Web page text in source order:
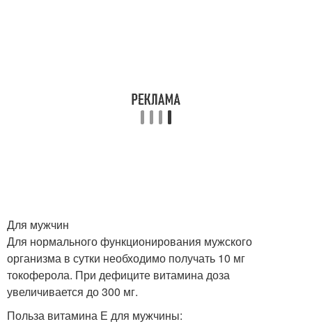
Для мужчин
Для нормального функционирования мужского
организма в сутки необходимо получать 10 мг
токоферола. При дефиците витамина доза
увеличивается до 300 мг.
Польза витамина Е для мужчины: